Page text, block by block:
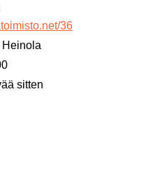
36
Heinola
sitten